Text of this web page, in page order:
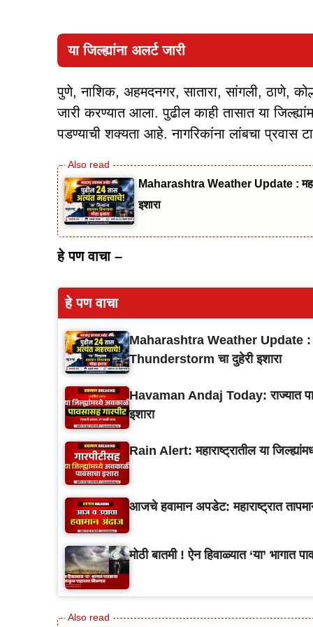
या जिल्ह्यांना अलर्ट जारी
पुणे, नाशिक, अहमदनगर, सातारा, सांगली, ठाणे,
जारी करण्यात आला. पुढील काही तासात या
पडण्याची शक्यता आहे. नागरिकांना लांबचा प्रवास
Maharashtra Weather Update :
इशारा
हे पण वाचा –
हे पण वाचा
Maharashtra Weather Update :
Thunderstorm चा दुहेरी इशारा
Havaman Andaj Today: राज्यात
इशारा
Rain Alert: महाराष्ट्रातील या
आजचे हवामान अपडेट: महाराष्ट्रात
मोठी बातमी ! ऐन हिवाळ्यात ‘या’ भागात